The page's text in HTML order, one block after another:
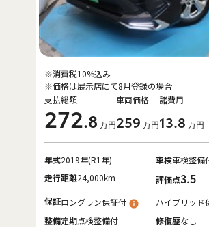
支払総額
272.8 万円
車両価格
259 万円
諸費用
13.8 万円
※消費税10%込み
※価格は展示店にて8月登録の場合
年式2019年(R1年) 車検車検整備
走行距離24,000km 評価点3.5
保証ロングラン保証付
ハイブリッド
整備定期点検整備付 修復歴なし